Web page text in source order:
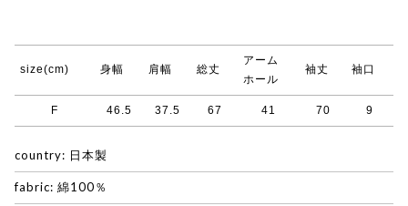
size(cm) 身幅 肩幅 総丈
アーム
ホール
袖丈 袖口
F 46.5 37.5 67 41 70 9
country: 日本製
fabric: 綿100％